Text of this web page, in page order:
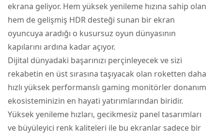
ekrana geliyor. Hem yüksek yenileme hızına sahip olan
hem de gelişmiş HDR desteği sunan bir ekran
oyuncuya aradığı o kusursuz oyun dünyasının
kapılarını ardına kadar açıyor.
Dijital dünyadaki başarınızı perçinleyecek ve sizi
rekabetin en üst sırasına taşıyacak olan roketten daha
hızlı yüksek performanslı gaming monitörler donanım
ekosisteminizin en hayati yatırımlarından biridir.
Yüksek yenileme hızları, gecikmesiz panel tasarımları
ve büyüleyici renk kaliteleri ile bu ekranlar sadece bir